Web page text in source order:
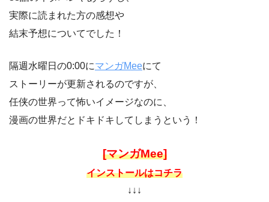
実際に読まれた方の感想や
結末予想についてでした！
隔週水曜日の0:00にマンガMeeにて
ストーリーが更新されるのですが、
任侠の世界って怖いイメージなのに、
漫画の世界だとドキドキしてしまうという！
[マンガMee]
インストールはコチラ
↓↓↓